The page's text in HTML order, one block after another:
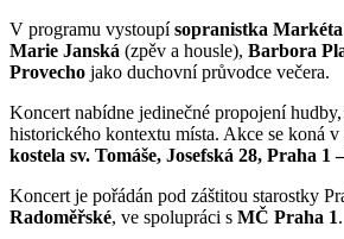
V programu vystoupísopranistka Markéta
Marie Janská (zpěv a housle), Barbora
Provecho jako duchovní průvodce večera.
Koncert nabídne jedinečné propojení
historického kontextu místa. Akce se koná v
kostela sv. Tomáše, Josefská 28, Praha 1
Koncert je pořádán pod záštitou starostky
Radoměřské, ve spolupráci s MČ Praha 1.